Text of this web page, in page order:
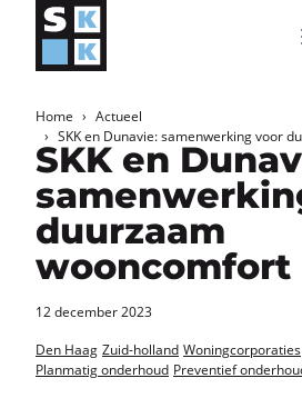
Home
Actueel
SKK en Dunavie: samenwerking voor
SKK en
duurzaam
wooncomfort
12 december 2023
Den Haag Zuid-holland Woningcorporaties
Planmatig onderhoud Preventief